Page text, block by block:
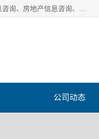
一般经营项目是：市场调研、市场信息咨询、商务信息咨询、商业信息咨询、企业管理咨询、经济信息咨询、房地产信息咨询、投资信息咨询、财务管理咨询、市场调查、数据分析；城市管理信息采集及监测服务；消费行为调查、三方评估调查、客户满意度调查、统计调查、统计分析、统计研究；统计信息咨询、统计培训；生态文明研究；接受合法委托提供企业统计业务及其相关的统计信息咨询；立足中国，洞察全球、独立第三方调研
公司动态